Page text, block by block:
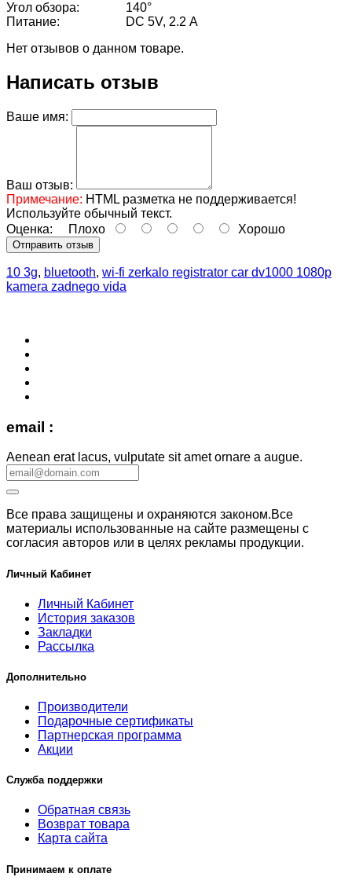
Угол обзора:
140°
Питание:
DC 5V, 2.2 А
Нет отзывов о данном товаре.
Написать отзыв
Ваше имя:
Ваш отзыв:
Примечание: HTML разметка не поддерживается!
Используйте обычный текст.
Оценка: Плохо Хорошо
Отправить отзыв
10 3g, bluetooth, wi-fi zerkalo registrator car dv1000 1080p
kamera zadnego vida
email :
Aenean erat lacus, vulputate sit amet ornare a augue.
Все права защищены и охраняются законом.Все
материалы использованные на сайте размещены с
согласия авторов или в целях рекламы продукции.
Личный Кабинет
Личный Кабинет
История заказов
Закладки
Рассылка
Дополнительно
Производители
Подарочные сертификаты
Партнерская программа
Акции
Служба поддержки
Обратная связь
Возврат товара
Карта сайта
Принимаем к оплате